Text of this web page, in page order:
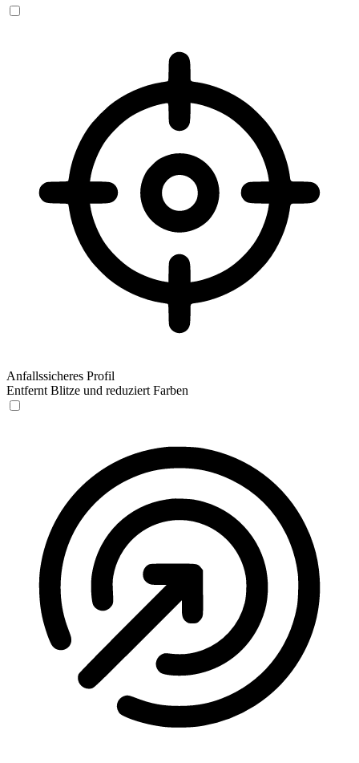
Anfallssicheres Profil
Entfernt Blitze und reduziert Farben